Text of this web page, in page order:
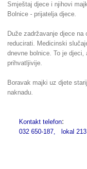
Smještaj djece i njihovi
Bolnice - prijatelja djece.
Duže zadržavanje djece
reducirati. Medicinski
dnevne bolnice. To je
prihvatljivije.
Boravak majki uz djete
naknadu.
Kontakt telefon:
032 650-187, lokal 213